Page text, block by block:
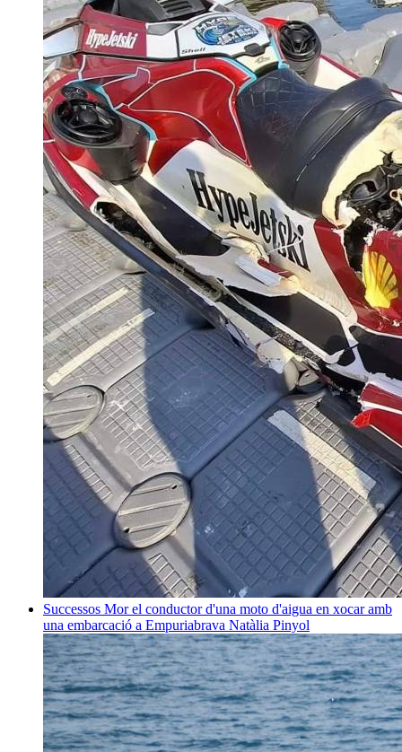
Successos Mor el conductor d'una moto d'aigua en xocar amb
una embarcació a Empuriabrava Natàlia Pinyol